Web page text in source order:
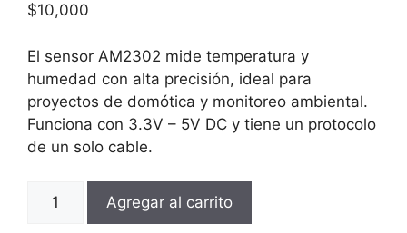
$10,000
El sensor AM2302 mide temperatura y
humedad con alta precisión, ideal para
proyectos de domótica y monitoreo ambiental.
Funciona con 3.3V – 5V DC y tiene un protocolo
de un solo cable.
Sensor
Temperatura
Agregar al carrito